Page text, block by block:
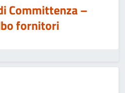
Committenza –
fornitori